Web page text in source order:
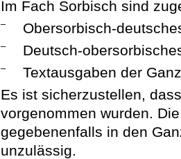
Im Fach Sorbisch sind
– Obersorbisch-
– Deutsch-
–
Textausgaben der
Es ist sicherzustellen,
vorgenommen wurden.
gegebenenfalls in den
unzulässig.